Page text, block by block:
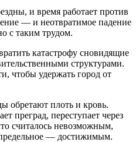
и время работает против
— и неотвратимое падение
с таким трудом.
катастрофу сновидящие
структурами.
чтобы удержать город от
обретают плоть и кровь.
преград, переступает через
считалось невозможным,
— достижимым.